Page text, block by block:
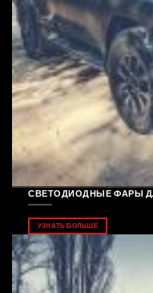
СВЕТОДИОДНЫЕ ФАРЫ ДЛЯ
УЗНАТЬ БОЛЬШЕ